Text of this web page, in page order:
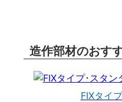
造作部材のおす
FIXタイ